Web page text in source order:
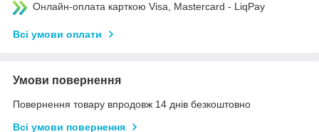
Онлайн-оплата карткою Visa, Mastercard - LiqPay
Всі умови оплати
Умови повернення
Повернення товару впродовж 14 днів безкоштовно
Всі умови повернення